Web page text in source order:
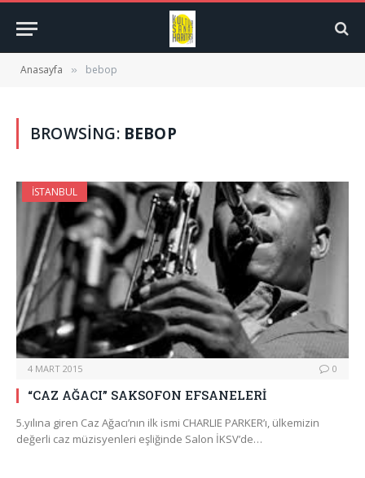
Anasayfa » bebop
BROWSING: BEBOP
İSTANBUL
4 MART 2015 0
“CAZ AĞACI” SAKSOFON EFSANELERİ
5.yılına giren Caz Ağacı’nın ilk ismi CHARLIE PARKER’ı, ülkemizin
değerli caz müzisyenleri eşliğinde Salon İKSV’de…